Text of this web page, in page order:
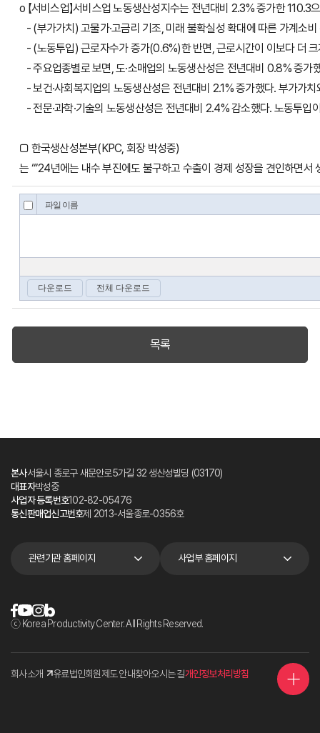
o 【서비스업】서비스업 노동생산성지수는 전년대비 2.3% 증가한
- (부가가치) 고물가·고금리 기조, 미래 불확실성 확대에 따른 가계
- (노동투입) 근로자수가 증가(0.6%)한 반면, 근로시간이 이보다 더
- 주요업종별로 보면, 도·소매업의 노동생산성은 전년대비 0.8% 증
- 보건·사회복지업의 노동생산성은 전년대비 2.1% 증가했다. 부가가
- 전문·과학·기술의 노동생산성은 전년대비 2.4% 감소했다. 노동투
□ 한국생산성본부(KPC, 회장 박성중)
는 “’24년에는 내수 부진에도 불구하고 수출이 경제 성장을 견인하면
목록
본사서울시 종로구 새문안로5가길 32 생산성빌딩 (03170)
대표자박성중
사업자 등록번호102-82-05476
통신판매업신고번호제 2013-서울종로-0356호
관련기관 홈페이지 사업부 홈페이지
ⓒ Korea Productivity Center. All Rights Reserved.
회사소개 유료법인회원제도 안내찾아오시는 길개인정보처리방침